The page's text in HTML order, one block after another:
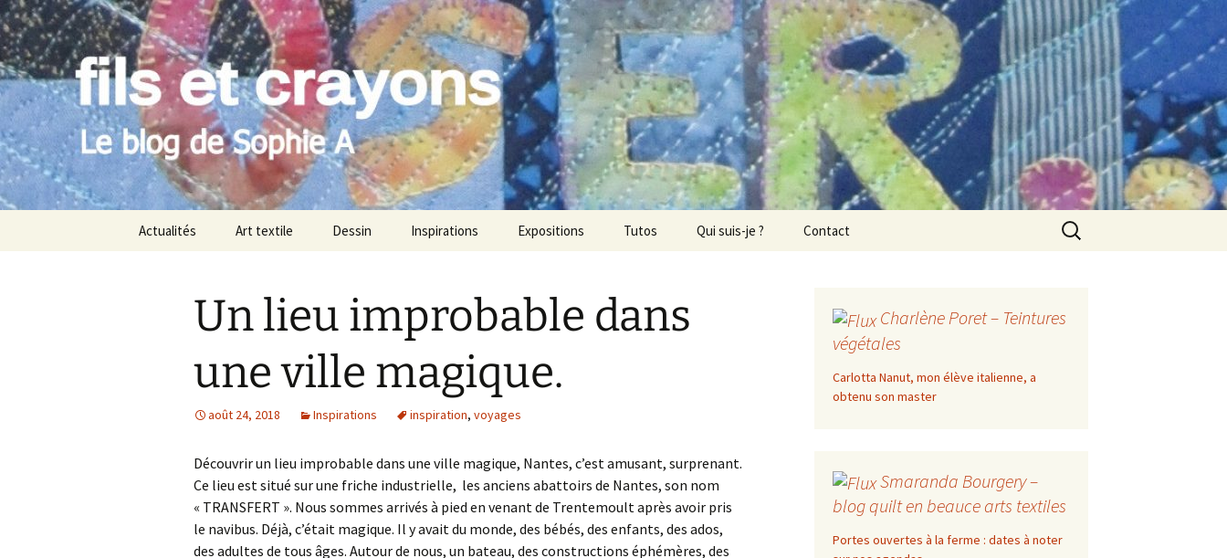
Aller
au
contenu
filsetcrayons
Le blog de Sophie A
Actualités Art textile Dessin Inspirations Expositions Tutos Qui suis-je ? Contact
Rechercher :
Un lieu improbable dans
une ville magique.
août 24, 2018 Inspirations inspiration, voyages
Découvrir un lieu improbable dans une ville magique, Nantes, c’est amusant, surprenant.
Ce lieu est situé sur une friche industrielle, les anciens abattoirs de Nantes, son nom
« TRANSFERT ». Nous sommes arrivés à pied en venant de Trentemoult après avoir pris
le navibus. Déjà, c’était magique. Il y avait du monde, des bébés, des enfants, des ados,
des adultes de tous âges. Autour de nous, un bateau, des constructions éphémères, des
Charlène Poret – Teintures
végétales
Carlotta Nanut, mon élève italienne, a
obtenu son master
Smaranda Bourgery –
blog quilt en beauce arts textiles
Portes ouvertes à la ferme : dates à noter